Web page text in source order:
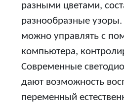
разными цветами,
разнообразные
можно управлять с
компьютера,
Современные
дают возможность
переменный